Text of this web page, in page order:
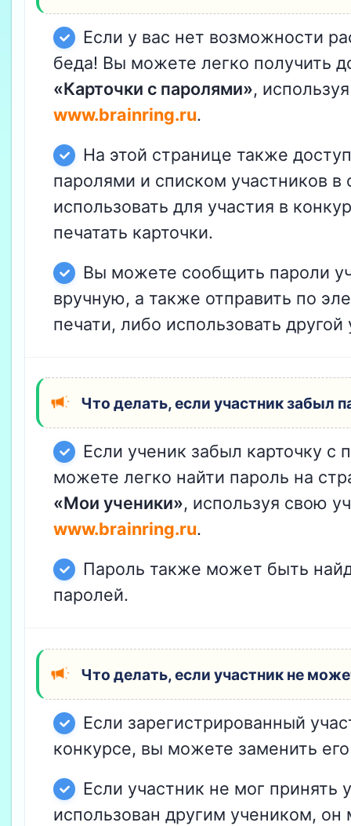
Если у вас нет возможности
беда! Вы можете легко получить
«Карточки с паролями»,
www.brainring.ru.
На этой странице также
паролями и списком участников
использовать для участия в
печатать карточки.
Вы можете сообщить пароли
вручную, а также отправить по
печати, либо использовать
Что делать, если участник забыл
Если ученик забыл карточку
можете легко найти пароль на
«Мои ученики», используя свою
www.brainring.ru.
Пароль также может быть
паролей.
Что делать, если участник не
Если зарегистрированный
конкурсе, вы можете заменить
Если участник не мог принять
использован другим учеником,